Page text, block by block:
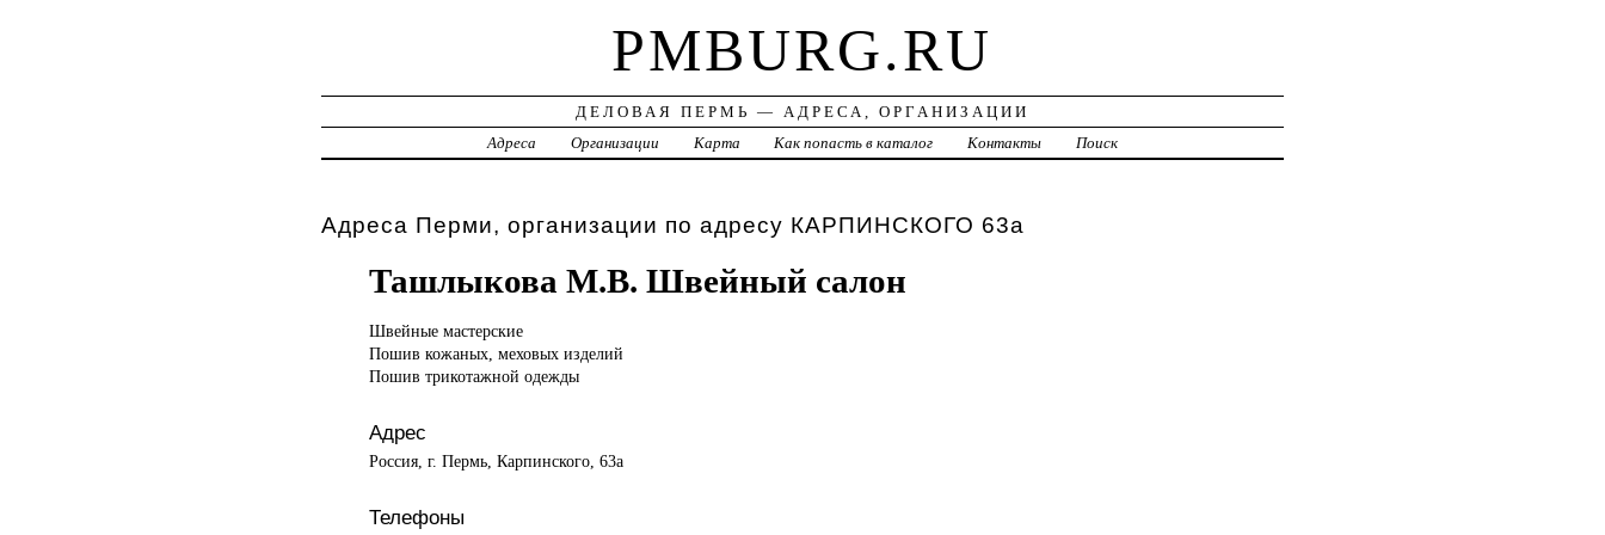
PMBURG.RU
ДЕЛОВАЯ ПЕРМЬ — АДРЕСА, ОРГАНИЗАЦИИ
Адреса
Организации Карта Как попасть в каталог Контакты Поиск
Адреса Перми, организации по адресу КАРПИНСКОГО 63а
Ташлыкова М.В. Швейный салон
Швейные мастерские
Пошив кожаных, меховых изделий
Пошив трикотажной одежды
Адрес
Россия, г. Пермь, Карпинского, 63а
Телефоны